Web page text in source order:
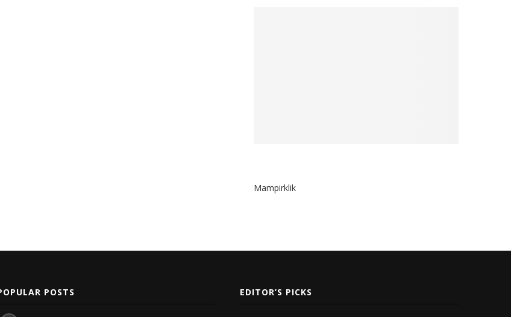
Mampirklik
POSTS EDITOR’S PICKS